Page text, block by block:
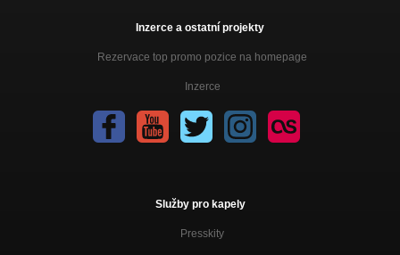
Inzerce a ostatní projekty
Rezervace top promo pozice na homepage
Inzerce
Služby pro kapely
Presskity